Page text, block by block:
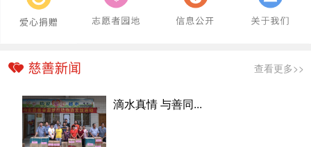
查看更多>>
滴水真情 与善同...